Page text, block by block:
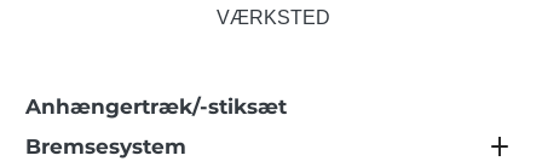
VÆRKSTED
Anhængertræk/-stiksæt
Bremsesystem